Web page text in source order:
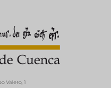
Valero, 1